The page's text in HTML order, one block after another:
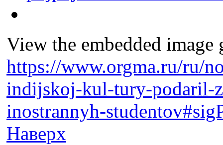
View the embedded
https://www.orgma.ru/ru/
indijskoj-kul-tury-podaril-
inostrannyh-
Наверх